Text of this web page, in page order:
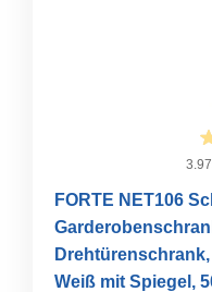
FORTE NET106
Weiß mit Spiegel,